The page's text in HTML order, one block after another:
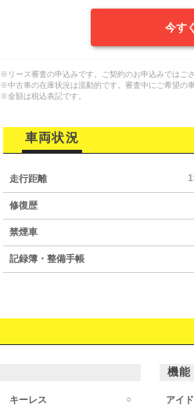
今す
※リース審査の申込みです。ご契約のお申込みではご
※中古車の在庫状況は流動的です。審査中にご希望の
※金額は税込表記です。
車両状況
走行距離
修復歴
禁煙車
記録簿・整備手帳
キーレス ○
機能
アイ